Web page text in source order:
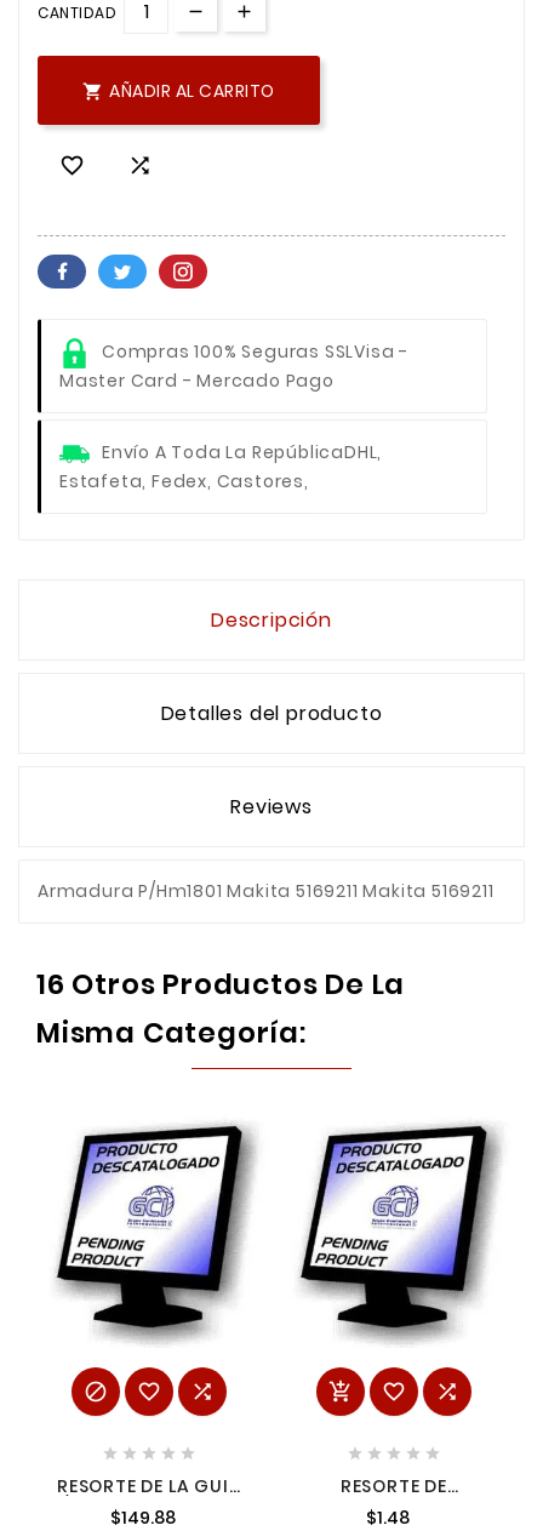
CANTIDAD
 AÑADIR AL CARRITO
 
Compras 100% Seguras SSLVisa -
Master Card - Mercado Pago
Envío A Toda La RepúblicaDHL,
Estafeta, Fedex, Castores,
Descripción
Detalles del producto
Reviews
Armadura P/Hm1801 Makita 5169211 Makita 5169211
16 Otros Productos De La
Misma Categoría:
  
    
RESORTE DE LA GUIA
P/HM0860C 3466770
3466770
$149.88
  
    
RESORTE DE
COMPRESION 2340571
2340571
$1.48